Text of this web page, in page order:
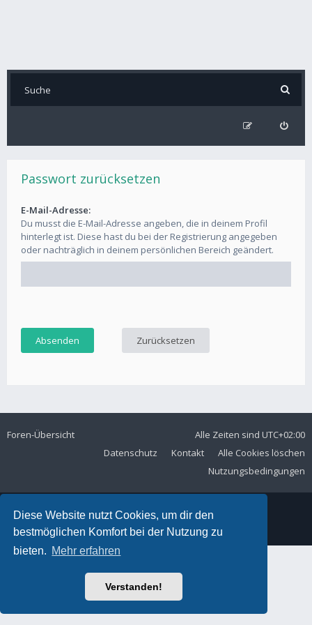
Diese Website nutzt Cookies, um dir den
bestmöglichen Komfort bei der Nutzung zu
bieten. Mehr erfahren
Verstanden!
Passwort zurücksetzen
E-Mail-Adresse:
Du musst die E-Mail-Adresse angeben, die in deinem Profil
hinterlegt ist. Diese hast du bei der Registrierung angegeben
oder nachträglich in deinem persönlichen Bereich geändert.
Foren-Übersicht Alle Zeiten sind UTC+02:00
Alle Cookies löschen
Kontakt
Datenschutz
Nutzungsbedingungen
© MSC Langelsheim e. V. im ADAC